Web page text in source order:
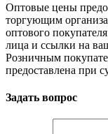
Оптовые цены
торгующим
оптового
лица и ссылки на
Розничным
предоставлена при
Задать вопрос